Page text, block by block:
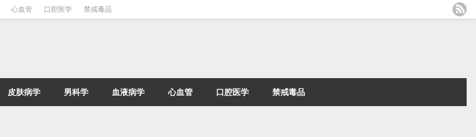
心血管 口腔医学 禁戒毒品
皮肤病学 男科学 血液病学 心血管 口腔医学 禁戒毒品